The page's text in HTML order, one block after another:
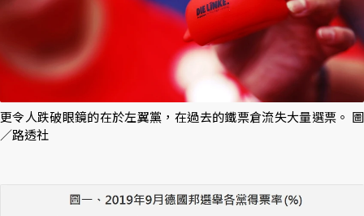
更令人跌破眼鏡的在於左翼黨，在過去的鐵票倉流失大量選票。 圖
／路透社